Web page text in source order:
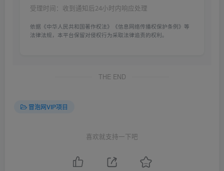
受理时间：收到通知后24小时内响应处理
依据《中华人民共和国著作权法》《信息网络传播权保护条例》等
法律法规，本平台保留对侵权行为采取法律追责的权利。
THE END
冒泡网VIP项目
喜欢就支持一下吧